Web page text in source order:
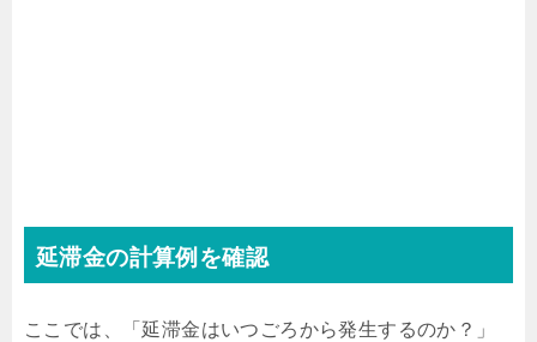
延滞金の計算例を確認
ここでは、「延滞金はいつごろから発生するのか？」